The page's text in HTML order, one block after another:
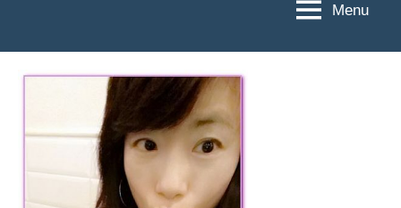
菲
亞
JEFFIA
FANG
Menu